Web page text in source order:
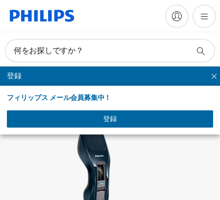
何をお探しですか？
登録
フィリップス メール会員募集中！
登録
シリーズヘアーカッター
マニュアルとドキュメント